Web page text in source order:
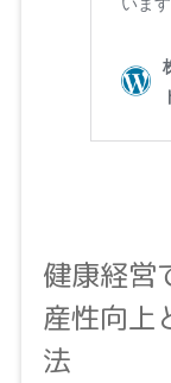
健康経営
産性向上
法